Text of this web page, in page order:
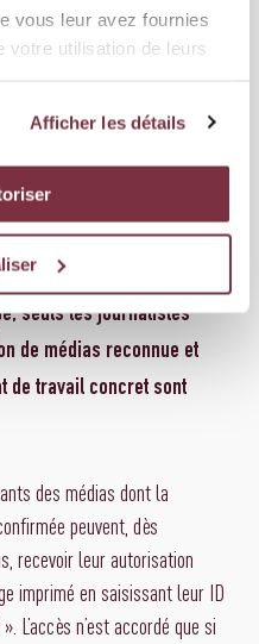
vous leur avez fournies
votre utilisation de leurs
Afficher les détails
le coup d’envoi. En cas de
confirmée, par
service de presse du club
refuser une demande
du club
seuls les journalistes
de médias reconnue et
de travail concret sont
des médias dont la
peuvent, dès
recevoir leur autorisation
imprimé en saisissant leur ID
L’accès n’est accordé que si